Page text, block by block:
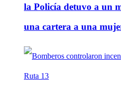
la Policía detuvo a un
una cartera a una